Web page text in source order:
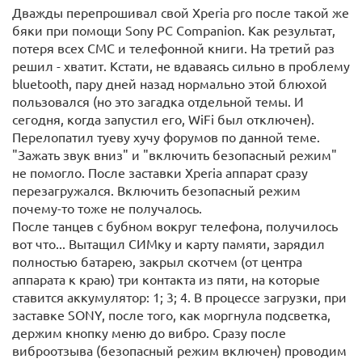
Дважды перепрошивал свой Xperia pro после такой же
бяки при помощи Sony PC Companion. Как результат,
потеря всех СМС и телефонной книги. На третий раз
решил - хватит. Кстати, не вдаваясь сильно в проблему
bluetooth, пару дней назад нормально этой блюхой
пользовался (но это загадка отдельной темы. И
сегодня, когда запустил его, WiFi был отключен).
Перелопатил туеву хучу форумов по данной теме.
"Зажать звук вниз" и "включить безопасный режим"
не помогло. После заставки Xperia аппарат сразу
перезагружался. Включить безопасный режим
почему-то тоже не получалось.
После танцев с бубном вокруг телефона, получилось
вот что... Вытащил СИМку и карту памяти, зарядил
полностью батарею, закрыл скотчем (от центра
аппарата к краю) три контакта из пяти, на которые
ставится аккумулятор: 1; 3; 4. В процессе загрузки, при
заставке SONY, после того, как моргнула подсветка,
держим кнопку меню до вибро. Сразу после
виброотзыва (безопасный режим включен) проводим